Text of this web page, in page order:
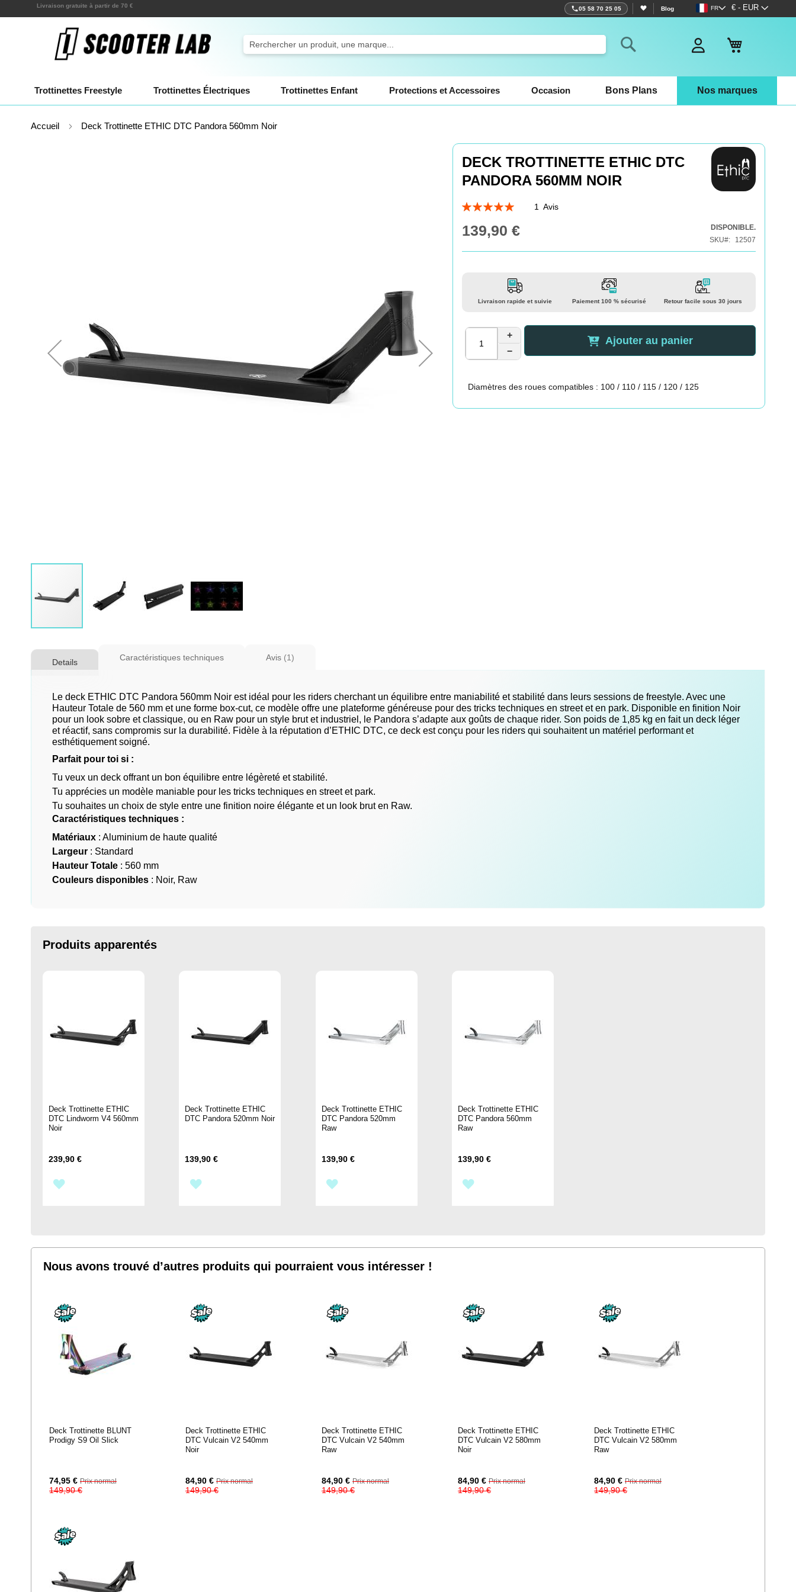
Allez
au
contenu
Devise
€ - EUR
Langue
FR
Expéditions en quelques heures ! 05 58 70 25 05 Blog
Rechercher
Trottinettes Freestyle Trottinettes Électriques Trottinettes Enfant Protections et Accessoires Occasion Bons Plans Nos marques
Accueil Deck Trottinette ETHIC DTC Pandora 560mm Noir
to
images
gallery
DECK TROTTINETTE ETHIC DTC
PANDORA 560MM NOIR
Évaluation:
1 Avis
139,90 €
DISPONIBLE.
SKU
12507
Livraison rapide et suivie Paiement 100 % sécurisé Retour facile sous 30 jours
+
−
Ajouter au panier
Diamètres des roues compatibles : 100 / 110 / 115 / 120 / 125
Details
Le deck ETHIC DTC Pandora 560mm Noir est idéal pour les riders cherchant un équilibre entre maniabilité et stabilité dans leurs sessions de freestyle. Avec une
Hauteur Totale de 560 mm et une forme box-cut, ce modèle offre une plateforme généreuse pour des tricks techniques en street et en park. Disponible en finition Noir
pour un look sobre et classique, ou en Raw pour un style brut et industriel, le Pandora s’adapte aux goûts de chaque rider. Son poids de 1,85 kg en fait un deck léger
et réactif, sans compromis sur la durabilité. Fidèle à la réputation d’ETHIC DTC, ce deck est conçu pour les riders qui souhaitent un matériel performant et
esthétiquement soigné.
Parfait pour toi si :
Tu veux un deck offrant un bon équilibre entre légèreté et stabilité.
Tu apprécies un modèle maniable pour les tricks techniques en street et park.
Tu souhaites un choix de style entre une finition noire élégante et un look brut en Raw.
Caractéristiques techniques :
Matériaux : Aluminium de haute qualité
Largeur : Standard
Hauteur Totale : 560 mm
Couleurs disponibles : Noir, Raw
Caractéristiques techniques Avis 1
Produits apparentés
Deck Trottinette ETHIC
DTC Lindworm V4 560mm
Noir
239,90 €
D’ENVIE
Deck Trottinette ETHIC
DTC Pandora 520mm Noir
139,90 €
D’ENVIE
Deck Trottinette ETHIC
DTC Pandora 520mm
Raw
139,90 €
D’ENVIE
Deck Trottinette ETHIC
DTC Pandora 560mm
Raw
139,90 €
Nous avons trouvé d’autres produits qui pourraient vous intéresser !
Deck Trottinette BLUNT
Prodigy S9 Oil Slick
Prix
Spécial
74,95 € Prix normal
149,90 €
Deck Trottinette ETHIC
DTC Vulcain V2 540mm
Noir
Prix
Spécial
84,90 € Prix normal
149,90 €
Deck Trottinette ETHIC
DTC Vulcain V2 540mm
Raw
Prix
Spécial
84,90 € Prix normal
149,90 €
Deck Trottinette ETHIC
DTC Vulcain V2 580mm
Noir
Prix
Spécial
84,90 € Prix normal
149,90 €
Deck Trottinette ETHIC
DTC Vulcain V2 580mm
Raw
Prix
Spécial
84,90 € Prix normal
149,90 €